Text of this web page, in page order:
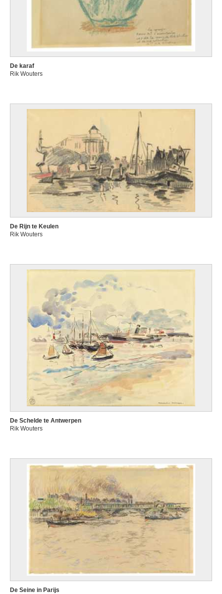
De karaf
Rik Wouters
De Rijn te Keulen
Rik Wouters
De Schelde te Antwerpen
Rik Wouters
De Seine in Parijs